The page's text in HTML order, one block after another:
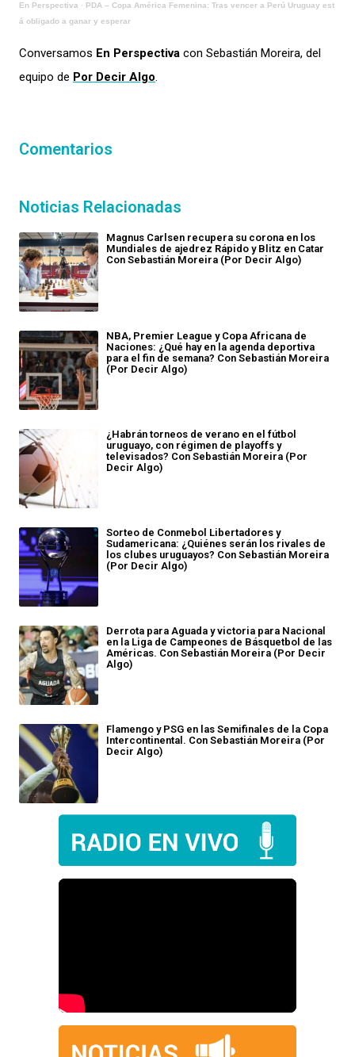
En Perspectiva · PDA – Copa América Femenina: Tras vencer a Perú Uruguay est
á obligado a ganar y esperar
Conversamos En Perspectiva con Sebastián Moreira, del
equipo de Por Decir Algo.
Comentarios
Noticias Relacionadas
Magnus Carlsen recupera su corona en los
Mundiales de ajedrez Rápido y Blitz en Catar
Con Sebastián Moreira (Por Decir Algo)
NBA, Premier League y Copa Africana de
Naciones: ¿Qué hay en la agenda deportiva
para el fin de semana? Con Sebastián Moreira
(Por Decir Algo)
¿Habrán torneos de verano en el fútbol
uruguayo, con régimen de playoffs y
televisados? Con Sebastián Moreira (Por
Decir Algo)
Sorteo de Conmebol Libertadores y
Sudamericana: ¿Quiénes serán los rivales de
los clubes uruguayos? Con Sebastián Moreira
(Por Decir Algo)
Derrota para Aguada y victoria para Nacional
en la Liga de Campeones de Básquetbol de las
Américas. Con Sebastián Moreira (Por Decir
Algo)
Flamengo y PSG en las Semifinales de la Copa
Intercontinental. Con Sebastián Moreira (Por
Decir Algo)